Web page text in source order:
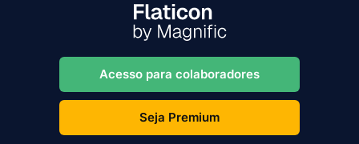
Acesso para colaboradores
Seja Premium